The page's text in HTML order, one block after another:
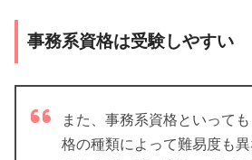
事務系資格は受験しやすい
また、事務系資格といって
格の種類によって難易度も